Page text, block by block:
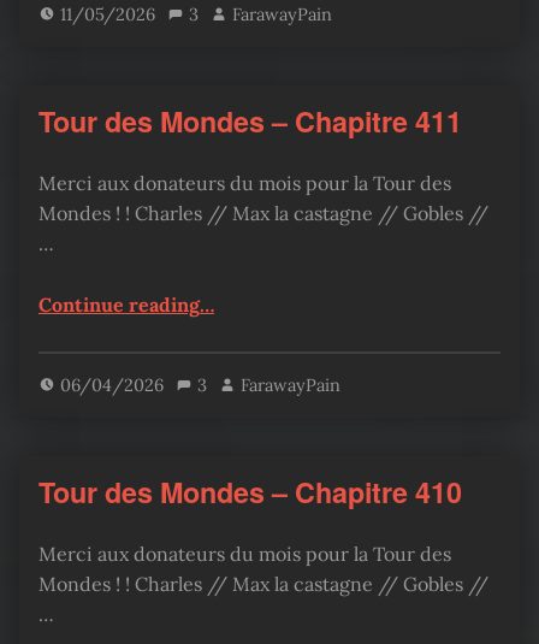
11/05/2026 3 FarawayPain
Tour des Mondes – Chapitre 411
Merci aux donateurs du mois pour la Tour des
Mondes ! ! Charles // Max la castagne // Gobles //
…
Continue reading“Tour des Mondes – Chapitre 411”
…
06/04/2026 3 FarawayPain
Tour des Mondes – Chapitre 410
Merci aux donateurs du mois pour la Tour des
Mondes ! ! Charles // Max la castagne // Gobles //
…